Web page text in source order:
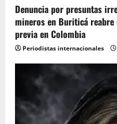
n
Denuncia por presuntas
mineros en Buriticá
previa en Colombia
Periodistas internacionales